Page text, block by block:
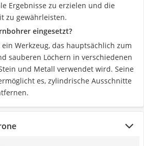
Ergebnisse zu erzielen und die
zu gewährleisten.
eingesetzt?
Werkzeug, das hauptsächlich zum
sauberen Löchern in verschiedenen
und Metall verwendet wird. Seine
es, zylindrische Ausschnitte